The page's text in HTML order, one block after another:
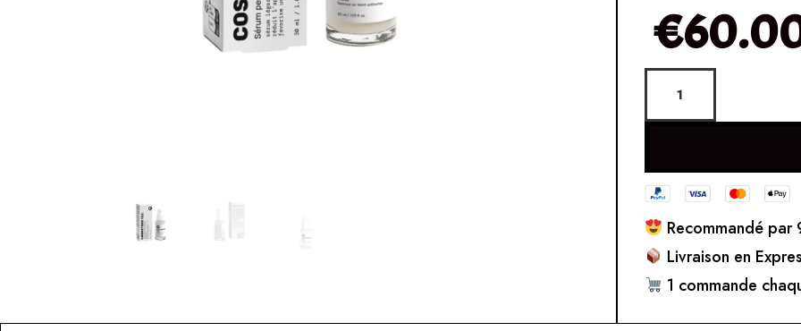
€
Recommandé
Livraison en
1 commande